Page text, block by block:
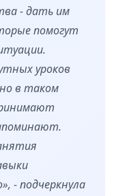
- дать им
помогут
уроков
в таком
- подчеркнула